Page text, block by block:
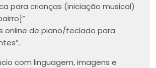
para crianças (iniciação musical)
online de piano/teclado para
com linguagem, imagens e